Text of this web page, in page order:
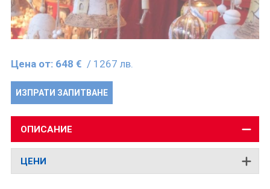
Цена от: 648 € / 1267 лв.
ИЗПРАТИ ЗАПИТВАНЕ
ОПИСАНИЕ
ЦЕНИ